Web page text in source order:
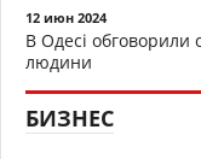
12 июн 2024
В Одесі обговорили
людини
БИЗНЕС